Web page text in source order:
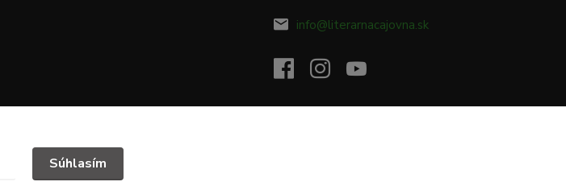
info@literarnacajovna.sk
Súhlasím